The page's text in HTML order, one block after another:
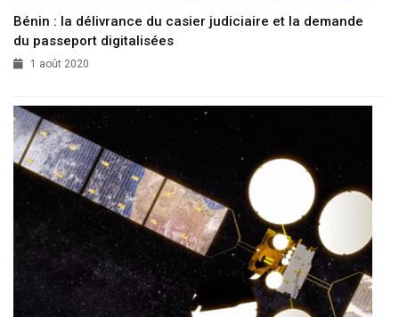
Bénin : la délivrance du casier judiciaire et la demande
du passeport digitalisées
1 août 2020